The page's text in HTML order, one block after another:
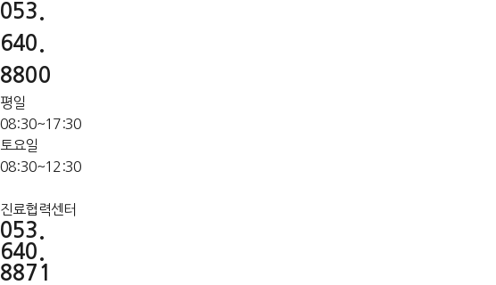
053.
640.
8800
평일
08:30~17:30
토요일
08:30~12:30
진료협력센터
053.
640.
8871